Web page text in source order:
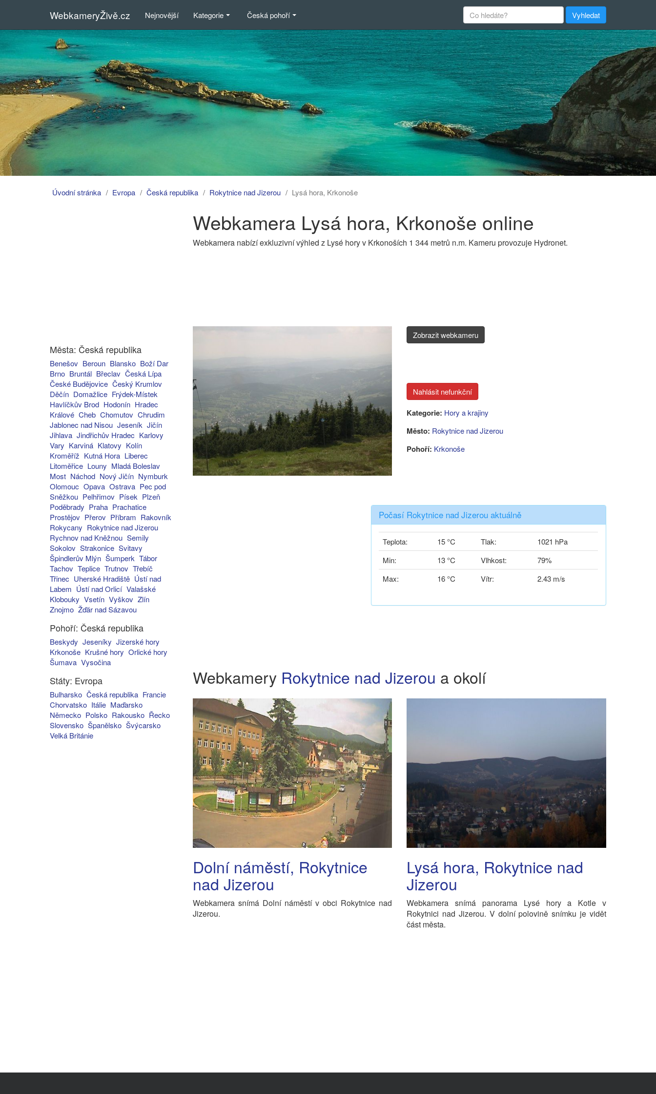
WebkameryŽivě.cz Nejnovější Kategorie Česká pohoří
Úvodní stránka Evropa Česká republika Rokytnice nad Jizerou Lysá hora, Krkonoše
Města: Česká republika
Benešov Beroun Blansko Boží Dar
Brno Bruntál Břeclav Česká Lípa
České Budějovice Český Krumlov
Děčín Domažlice Frýdek-Místek
Havlíčkův Brod Hodonín Hradec
Králové Cheb Chomutov Chrudim
Jablonec nad Nisou Jeseník Jičín
Jihlava Jindřichův Hradec Karlovy
Vary Karviná Klatovy Kolín
Kroměříž Kutná Hora Liberec
Litoměřice Louny Mladá Boleslav
Most Náchod Nový Jičín Nymburk
Olomouc Opava Ostrava Pec pod
Sněžkou Pelhřimov Písek Plzeň
Poděbrady Praha Prachatice
Prostějov Přerov Příbram Rakovník
Rokycany Rokytnice nad Jizerou
Rychnov nad Kněžnou Semily
Sokolov Strakonice Svitavy
Špindlerův Mlýn Šumperk Tábor
Tachov Teplice Trutnov Třebíč
Třinec Uherské Hradiště Ústí nad
Labem Ústí nad Orlicí Valašské
Klobouky Vsetín Vyškov Zlín
Znojmo Žďár nad Sázavou
Pohoří: Česká republika
Beskydy Jeseníky Jizerské hory
Krkonoše Krušné hory Orlické hory
Šumava Vysočina
Státy: Evropa
Bulharsko Česká republika Francie
Chorvatsko Itálie Maďarsko
Německo Polsko Rakousko Řecko
Slovensko Španělsko Švýcarsko
Velká Británie
Webkamera Lysá hora, Krkonoše online
Webkamera nabízí exkluzivní výhled z Lysé hory v Krkonoších 1 344 metrů n.m. Kameru provozuje Hydronet.
Zobrazit webkameru
Kategorie: Hory a krajiny
Město: Rokytnice nad Jizerou
Pohoří: Krkonoše
Počasí Rokytnice nad Jizerou aktuálně
Teplota: 15 °C Tlak:
1021 hPa
Min:
13 °C Vlhkost:
79%
Max:
16 °C Vítr: 2.43 m/s
Webkamery Rokytnice nad Jizerou a okolí
Dolní náměstí, Rokytnice
nad Jizerou
Webkamera snímá Dolní náměstí v obci Rokytnice nad
Jizerou.
Lysá hora, Rokytnice nad
Jizerou
Webkamera snímá panorama Lysé hory a Kotle v
Rokytnici nad Jizerou. V dolní polovině snímku je vidět
část města.